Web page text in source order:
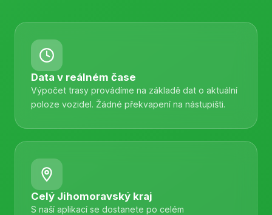
Data v reálném čase
Výpočet trasy provádíme na základě dat o aktuální
poloze vozidel. Žádné překvapení na nástupišti.
Celý Jihomoravský kraj
S naší aplikací se dostanete po celém